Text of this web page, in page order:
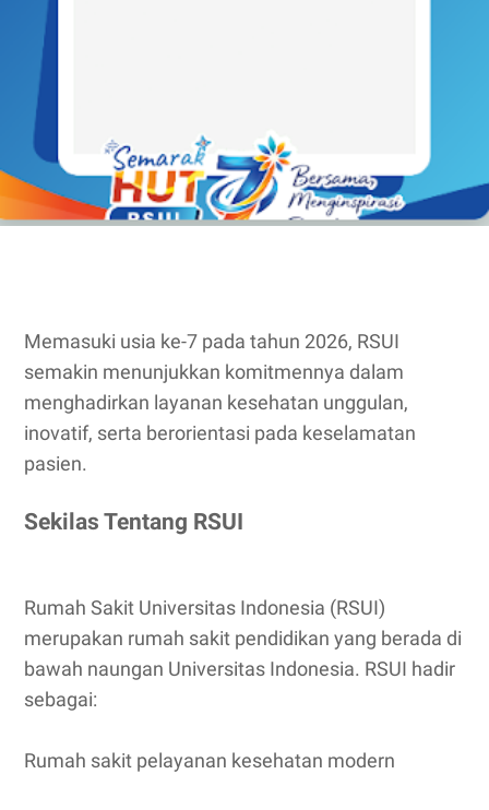
Memasuki usia ke-7 pada tahun 2026, RSUI
semakin menunjukkan komitmennya dalam
menghadirkan layanan kesehatan unggulan,
inovatif, serta berorientasi pada keselamatan
pasien.
Sekilas Tentang RSUI
Rumah Sakit Universitas Indonesia (RSUI)
merupakan rumah sakit pendidikan yang berada di
bawah naungan Universitas Indonesia. RSUI hadir
sebagai:
Rumah sakit pelayanan kesehatan modern